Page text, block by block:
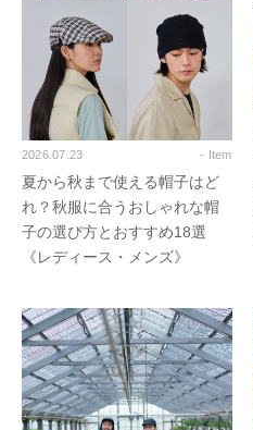
2026.07.23 - Item
夏から秋まで使える帽子はど
れ？秋服に合うおしゃれな帽
子の選び方とおすすめ18選
《レディース・メンズ》